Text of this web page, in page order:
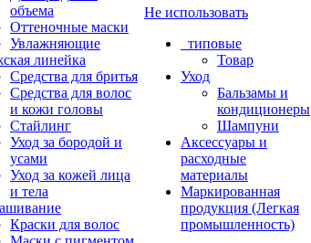
объема
Оттеночные маски
Увлажняющие
линейка
Средства для бритья
Средства для волос
и кожи головы
Стайлинг
Уход за бородой и
усами
Уход за кожей лица
и тела
Краски для волос
Не использовать
_типовые
Товар
Уход
Бальзамы и
кондиционеры
Шампуни
Аксессуары и
расходные
материалы
Маркированная
продукция (Легкая
промышленность)